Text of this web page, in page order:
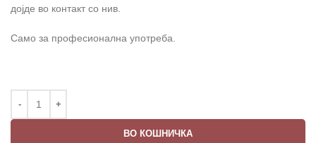
дојде во контакт со нив.
Само за професионална употреба.
ВО КОШНИЧКА